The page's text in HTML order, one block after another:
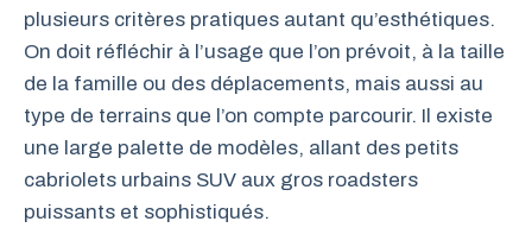
plusieurs critères pratiques autant qu’esthétiques.
On doit réfléchir à l’usage que l’on prévoit, à la taille
de la famille ou des déplacements, mais aussi au
type de terrains que l’on compte parcourir. Il existe
une large palette de modèles, allant des petits
cabriolets urbains SUV aux gros roadsters
puissants et sophistiqués.